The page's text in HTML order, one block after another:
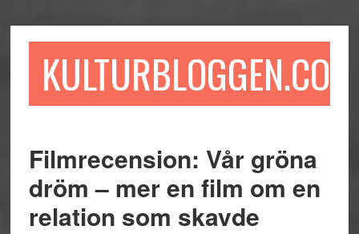
till
till
sidofältet
till
KULTURBLOGGEN.COM
Filmrecension: Vår gröna
dröm – mer en film om en
relation som skavde